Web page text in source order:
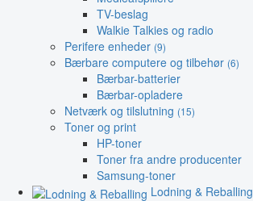
TV-beslag
Walkie Talkies og radio
Perifere enheder (9)
Bærbare computere og tilbehør (6)
Bærbar-batterier
Bærbar-opladere
Netværk og tilslutning (15)
Toner og print
HP-toner
Toner fra andre producenter
Samsung-toner
Lodning & Reballing